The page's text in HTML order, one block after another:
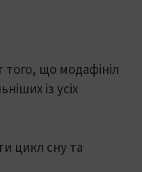
що модафініл
із усіх
цикл сну та